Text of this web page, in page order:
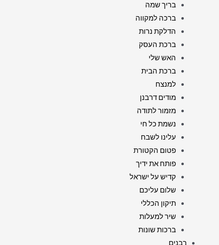
בריך שמה
ברכה למקווה
הדלקת נרות
ברכת העסק
האש שלי
ברכת הבית
למנצח
מודים דרבנן
מזמור לתודה
נשמת כל חי
עלינו לשבח
פטום הקטורת
פותח את ידיך
קדיש על ישראל
שלום עליכם
תיקון הכללי
שיר למעלות
ברכות שונות
רבנים